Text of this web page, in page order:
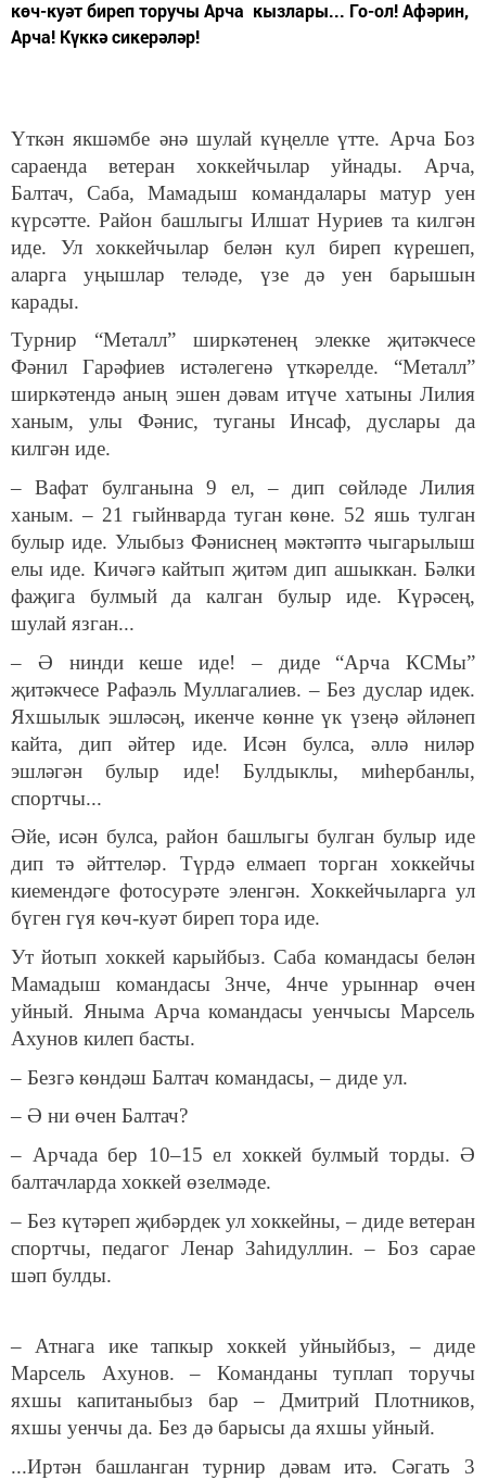
көч-куәт биреп торучы Арча кызлары... Го-ол! Афәрин,
Арча! Күккә сикерәләр!
Үткән якшәмбе әнә шулай күңелле үтте. Арча Боз
сараенда ветеран хоккейчылар уйнады. Арча,
Балтач, Саба, Мамадыш командалары матур уен
күрсәтте. Район башлыгы Илшат Нуриев та килгән
иде. Ул хоккейчылар белән кул биреп күрешеп,
аларга уңышлар теләде, үзе дә уен барышын
карады.
Турнир “Металл” ширкәтенең элекке җитәкчесе
Фәнил Гарәфиев истәлегенә үткәрелде. “Металл”
ширкәтендә аның эшен дәвам итүче хатыны Лилия
ханым, улы Фәнис, туганы Инсаф, дуслары да
килгән иде.
– Вафат булганына 9 ел, – дип сөйләде Лилия
ханым. – 21 гыйнварда туган көне. 52 яшь тулган
булыр иде. Улыбыз Фәниснең мәктәптә чыгарылыш
елы иде. Кичәгә кайтып җитәм дип ашыккан. Бәлки
фаҗига булмый да калган булыр иде. Күрәсең,
шулай язган...
– Ә нинди кеше иде! – диде “Арча КСМы”
җитәкчесе Рафаэль Муллагалиев. – Без дуслар идек.
Яхшылык эшләсәң, икенче көнне үк үзеңә әйләнеп
кайта, дип әйтер иде. Исән булса, әллә ниләр
эшләгән булыр иде! Булдыклы, миһербанлы,
спортчы...
Әйе, исән булса, район башлыгы булган булыр иде
дип тә әйттеләр. Түрдә елмаеп торган хоккейчы
киемендәге фотосурәте эленгән. Хоккейчыларга ул
бүген гүя көч-куәт биреп тора иде.
Ут йотып хоккей карыйбыз. Саба командасы белән
Мамадыш командасы 3нче, 4нче урыннар өчен
уйный. Яныма Арча командасы уенчысы Марсель
Ахунов килеп басты.
– Безгә көндәш Балтач командасы, – диде ул.
– Ә ни өчен Балтач?
– Арчада бер 10–15 ел хоккей булмый торды. Ә
балтачларда хоккей өзелмәде.
– Без күтәреп җибәрдек ул хоккейны, – диде ветеран
спортчы, педагог Ленар Заһидуллин. – Боз сарае
шәп булды.
– Атнага ике тапкыр хоккей уйныйбыз, – диде
Марсель Ахунов. – Команданы туплап торучы
яхшы капитаныбыз бар – Дмитрий Плотников,
яхшы уенчы да. Без дә барысы да яхшы уйный.
...Иртән башланган турнир дәвам итә. Сәгать 3